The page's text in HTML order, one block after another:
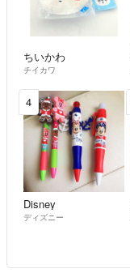
ちいかわ
チイカワ
4
Disney
ディズニー